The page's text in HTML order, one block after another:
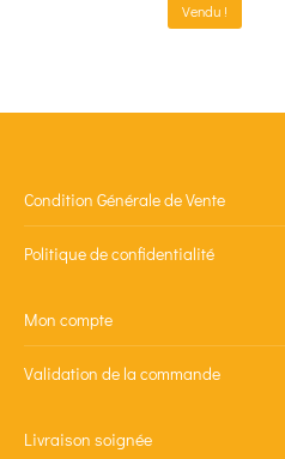
Vendu !
Condition Générale de Vente
Politique de confidentialité
Mon compte
Validation de la commande
Livraison soignée